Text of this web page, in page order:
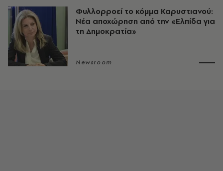
Φυλλορροεί το κόμμα Καρυστιανού:
Νέα αποχώρηση από την «Ελπίδα για
τη Δημοκρατία»
Newsroom